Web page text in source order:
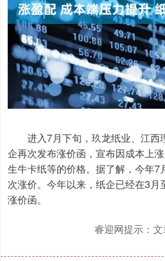
进入7月下旬，玖龙纸业、江西
企再次发布涨价函，宣布因成本上
生牛卡纸等的价格。据了解，今年
次涨价。今年以来，纸企已经在3
涨价函。
睿迎网提示：文